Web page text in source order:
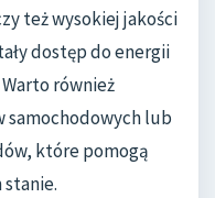
też wysokiej jakości
dostęp do energii
również
samochodowych lub
które pomogą